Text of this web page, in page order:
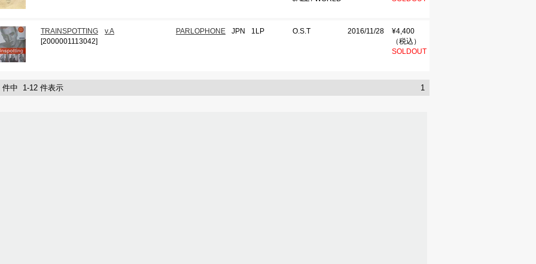
TRAINSPOTTING
[2000001113042]
v.A PARLOPHONE JPN 1LP O.S.T 2016/11/28
¥4,400
（税込）
SOLDOUT
件中 1-12 件表示 1